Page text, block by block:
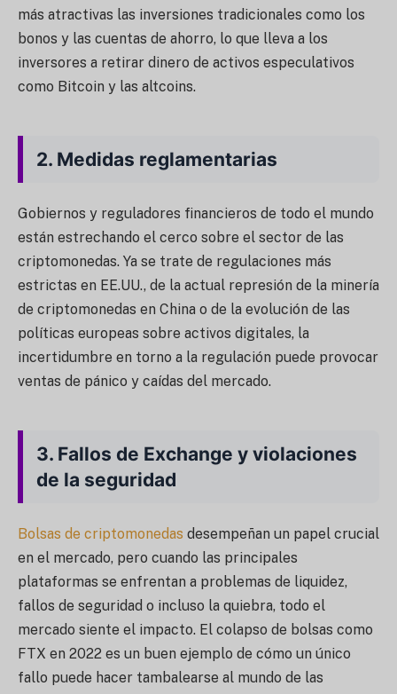
más atractivas las inversiones tradicionales como los
bonos y las cuentas de ahorro, lo que lleva a los
inversores a retirar dinero de activos especulativos
como Bitcoin y las altcoins.
2. Medidas reglamentarias
Gobiernos y reguladores financieros de todo el mundo
están estrechando el cerco sobre el sector de las
criptomonedas. Ya se trate de regulaciones más
estrictas en EE.UU., de la actual represión de la minería
de criptomonedas en China o de la evolución de las
políticas europeas sobre activos digitales, la
incertidumbre en torno a la regulación puede provocar
ventas de pánico y caídas del mercado.
3. Fallos de Exchange y violaciones
de la seguridad
Bolsas de criptomonedas desempeñan un papel crucial
en el mercado, pero cuando las principales
plataformas se enfrentan a problemas de liquidez,
fallos de seguridad o incluso la quiebra, todo el
mercado siente el impacto. El colapso de bolsas como
FTX en 2022 es un buen ejemplo de cómo un único
fallo puede hacer tambalearse al mundo de las